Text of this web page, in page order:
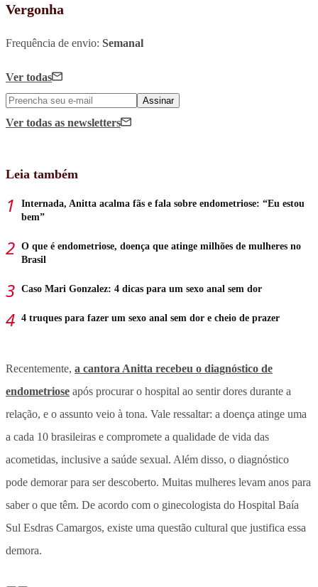
Vergonha
Frequência de envio: Semanal
Ver todas
Assinar
Ver todas as newsletters
Leia também
Internada, Anitta acalma fãs e fala sobre endometriose: “Eu estou
bem”
O que é endometriose, doença que atinge milhões de mulheres no
Brasil
Caso Mari Gonzalez: 4 dicas para um sexo anal sem dor
4 truques para fazer um sexo anal sem dor e cheio de prazer
Recentemente, a cantora Anitta recebeu o diagnóstico de
endometriose após procurar o hospital ao sentir dores durante a
relação, e o assunto veio à tona. Vale ressaltar: a doença atinge uma
a cada 10 brasileiras e compromete a qualidade de vida das
acometidas, inclusive a saúde sexual. Além disso, o diagnóstico
pode demorar para ser descoberto. Muitas mulheres levam anos para
saber o que têm. De acordo com o ginecologista do Hospital Baía
Sul Esdras Camargos, existe uma questão cultural que justifica essa
demora.